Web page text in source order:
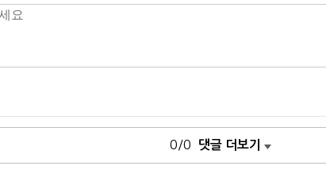
0/0 댓글 더보기